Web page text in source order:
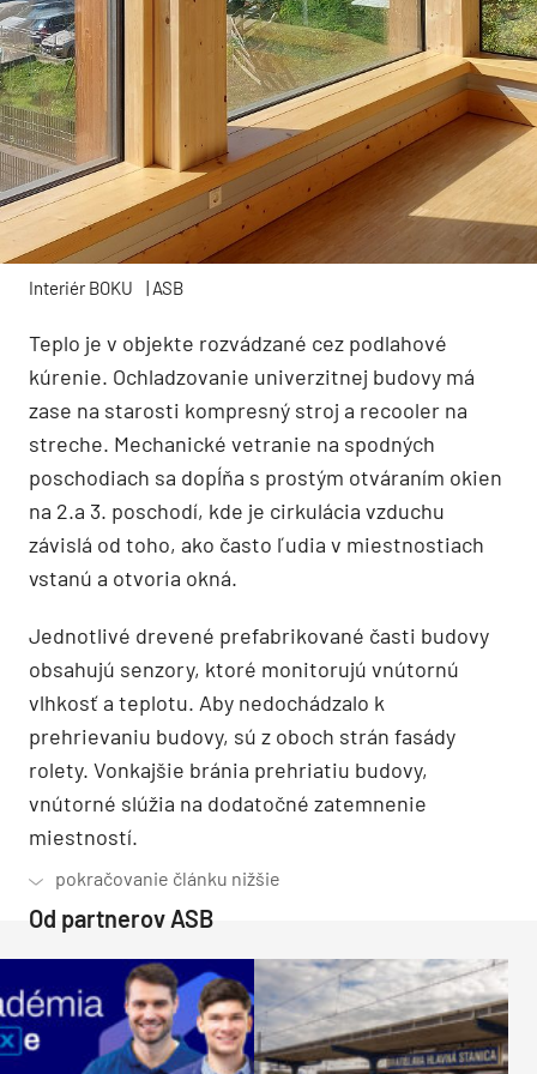
Interiér BOKU | ASB
Teplo je v objekte rozvádzané cez podlahové
kúrenie. Ochladzovanie univerzitnej budovy má
zase na starosti kompresný stroj a recooler na
streche. Mechanické vetranie na spodných
poschodiach sa dopĺňa s prostým otváraním okien
na 2.a 3. poschodí, kde je cirkulácia vzduchu
závislá od toho, ako často ľudia v miestnostiach
vstanú a otvoria okná.
Jednotlivé drevené prefabrikované časti budovy
obsahujú senzory, ktoré monitorujú vnútornú
vlhkosť a teplotu. Aby nedochádzalo k
prehrievaniu budovy, sú z oboch strán fasády
rolety. Vonkajšie bránia prehriatiu budovy,
vnútorné slúžia na dodatočné zatemnenie
miestností.
Od partnerov ASB